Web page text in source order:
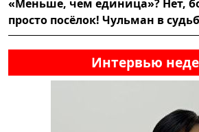
«Меньше, чем единица»? Нет,
просто посёлок! Чульман в
Интервью